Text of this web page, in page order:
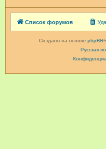
Список форумов
Создано на основе phpBB
Русская